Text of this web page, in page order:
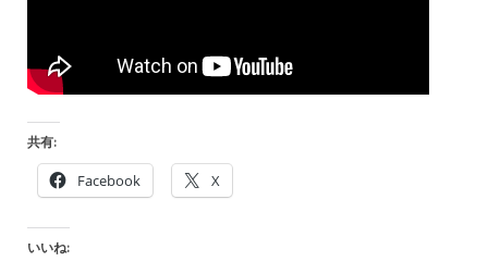
共有:
Facebook X
いいね: